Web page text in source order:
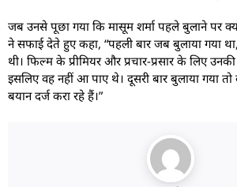
जब उनसे पूछा गया कि मासूम शर्मा पहले बुलाने पर
ने सफाई देते हुए कहा, “पहली बार जब बुलाया गया
थी। फिल्म के प्रीमियर और प्रचार-प्रसार के लिए
इसलिए वह नहीं आ पाए थे। दूसरी बार बुलाया गया
बयान दर्ज करा रहे हैं।”